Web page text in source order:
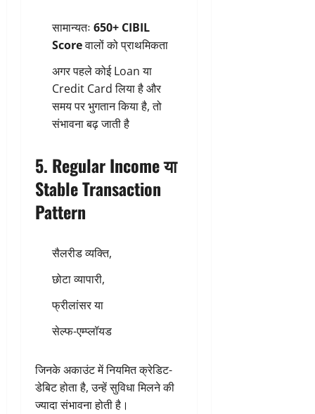
सामान्यतः 650+ CIBIL
Scoreवालों को प्राथमिकता
अगर पहले कोई Loan या
Credit Card लिया है और
समय पर भुगतान किया है, तो
संभावना बढ़ जाती है
5. Regular Income या
Stable Transaction
Pattern
सैलरीड व्यक्ति,
छोटा व्यापारी,
फ्रीलांसर या
सेल्फ-एम्प्लॉयड
जिनके अकाउंट में नियमित क्रेडिट-
डेबिट होता है, उन्हें सुविधा मिलने की
ज्यादा संभावना होती है।